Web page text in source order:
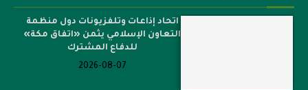
اتحاد إذاعات وتلفزيونات دول منظمة
التعاون الإسلامي يثمن «اتفاق مكة»
للدفاع المشترك
2026-08-07